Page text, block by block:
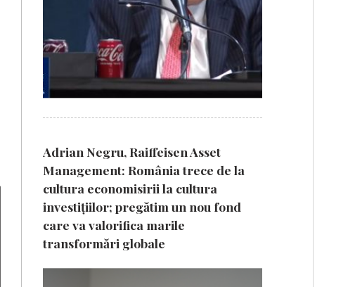
Adrian Negru, Raiffeisen Asset
Management: România trece de la
cultura economisirii la cultura
investițiilor; pregătim un nou fond
care va valorifica marile
transformări globale